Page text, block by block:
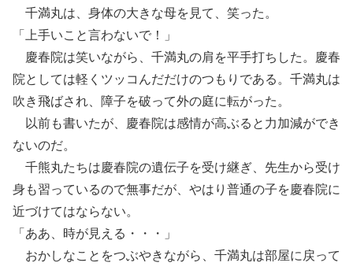
千満丸は、身体の大きな母を見て、笑った。
「上手いこと言わないで！」
慶春院は笑いながら、千満丸の肩を平手打ちした。慶春
院としては軽くツッコんだだけのつもりである。千満丸は
吹き飛ばされ、障子を破って外の庭に転がった。
以前も書いたが、慶春院は感情が高ぶると力加減ができ
ないのだ。
千熊丸たちは慶春院の遺伝子を受け継ぎ、先生から受け
身も習っているので無事だが、やはり普通の子を慶春院に
近づけてはならない。
「ああ、時が見える・・・」
おかしなことをつぶやきながら、千満丸は部屋に戻って